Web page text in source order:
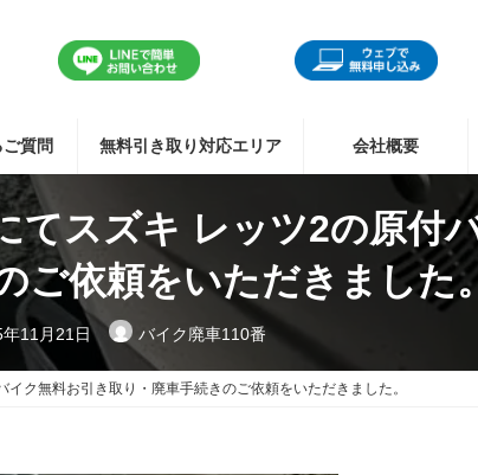
質問 無料引き取り対応エリア 会社概要
てスズキ レッツ2の原付
ご依頼をいただきました
年11月21日 バイク廃車110番
ク無料お引き取り・廃車手続きのご依頼をいただきました。